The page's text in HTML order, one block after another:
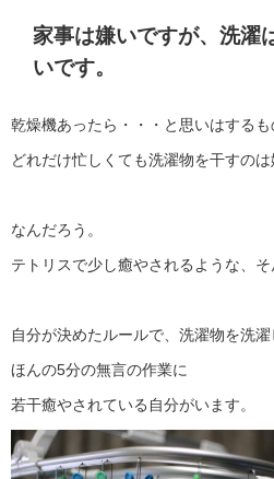
家事は嫌いですが、洗濯
いです。
乾燥機あったら・・・と思いはするも
どれだけ忙しくても洗濯物を干すのは
なんだろう。
テトリスで少し癒やされるような、そ
自分が決めたルールで、洗濯物を洗濯
ほんの5分の無言の作業に
若干癒やされている自分がいます。